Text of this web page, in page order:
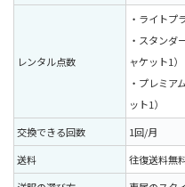
レンタル点数
・ライトプ
・スタンダ
ャケット1）
・プレミア
ット1）
交換できる回数
1回/月
送料
往復送料無